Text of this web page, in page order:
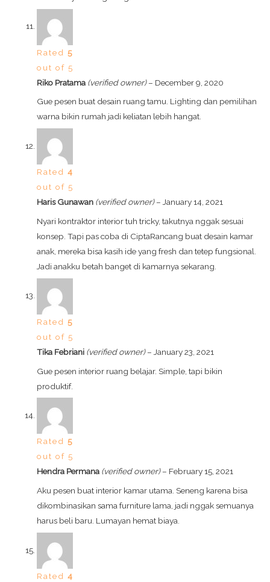
Rated5
out of 5
Riko Pratama (verified owner) – December 9, 2020
Gue pesen buat desain ruang tamu. Lighting dan pemilihan
warna bikin rumah jadi keliatan lebih hangat.
Rated4
out of 5
Haris Gunawan (verified owner) – January 14, 2021
Nyari kontraktor interior tuh tricky, takutnya nggak sesuai
konsep. Tapi pas coba di CiptaRancang buat desain kamar
anak, mereka bisa kasih ide yang fresh dan tetep fungsional.
Jadi anakku betah banget di kamarnya sekarang.
Rated5
out of 5
Tika Febriani (verified owner) – January 23, 2021
Gue pesen interior ruang belajar. Simple, tapi bikin
produktif.
Rated5
out of 5
Hendra Permana (verified owner) – February 15, 2021
Aku pesen buat interior kamar utama. Seneng karena bisa
dikombinasikan sama furniture lama, jadi nggak semuanya
harus beli baru. Lumayan hemat biaya.
Rated4